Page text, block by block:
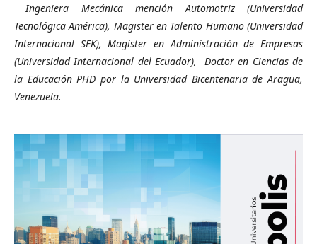
Ingeniera Mecánica mención Automotriz (Universidad
Tecnológica América), Magister en Talento Humano (Universidad
Internacional SEK), Magister en Administración de Empresas
(Universidad Internacional del Ecuador), Doctor en Ciencias de
la Educación PHD por la Universidad Bicentenaria de Aragua,
Venezuela.